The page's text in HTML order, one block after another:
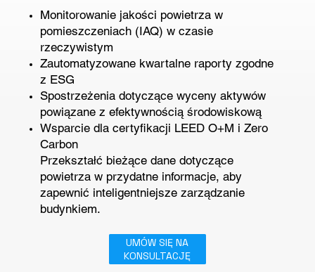
Monitorowanie jakości powietrza w
pomieszczeniach (IAQ) w czasie
rzeczywistym
Zautomatyzowane kwartalne raporty zgodne
z ESG
Spostrzeżenia dotyczące wyceny aktywów
powiązane z efektywnością środowiskową
Wsparcie dla certyfikacji LEED O+M i Zero
Carbon
Przekształć bieżące dane dotyczące
powietrza w przydatne informacje, aby
zapewnić inteligentniejsze zarządzanie
budynkiem.
UMÓW SIĘ NA
KONSULTACJĘ